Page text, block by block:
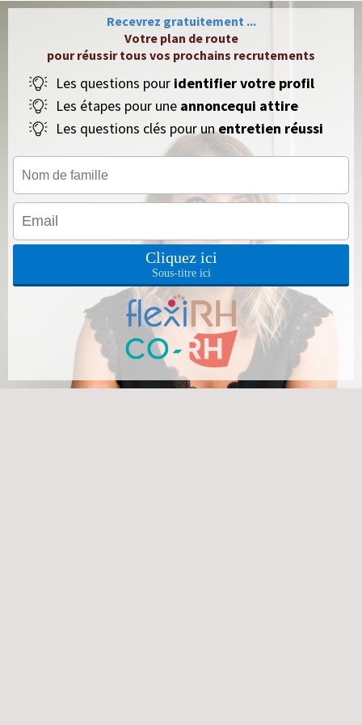
Recevrez gratuitement ...
Votre plan de route
pour réussir tous vos prochains recrutements
Les questions pour identifier votre profil
Les étapes pour une annoncequi attire
Les questions clés pour unentretien réussi
Cliquez ici
Sous-titre ici